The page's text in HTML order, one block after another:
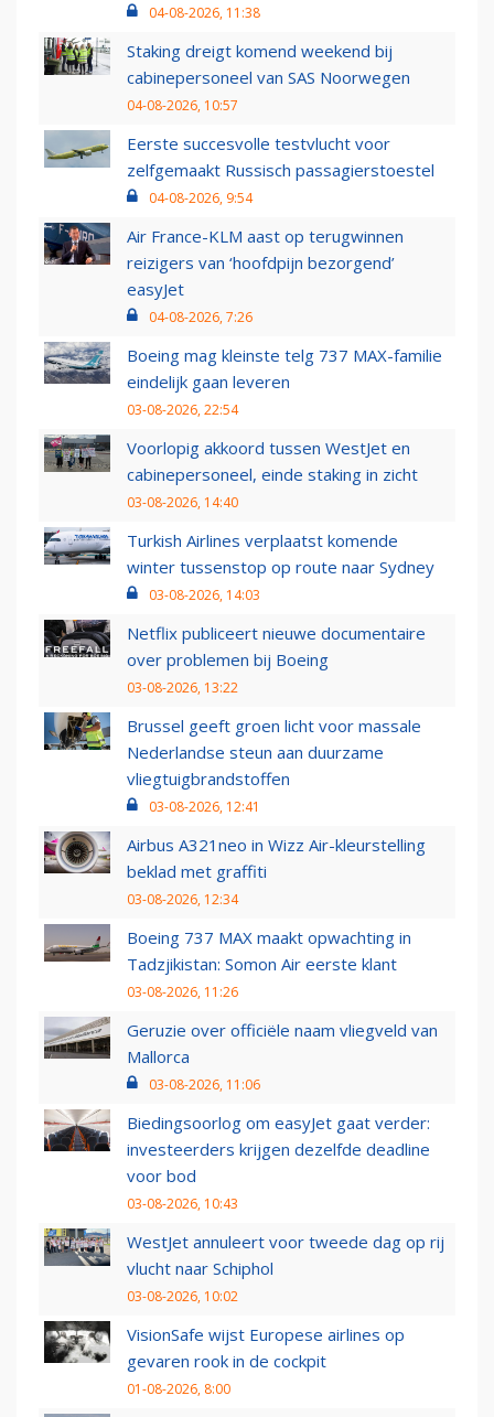
04-08-2026, 11:38
Staking dreigt komend weekend bij
cabinepersoneel van SAS Noorwegen
04-08-2026, 10:57
Eerste succesvolle testvlucht voor
zelfgemaakt Russisch passagierstoestel
04-08-2026, 9:54
Air France-KLM aast op terugwinnen
reizigers van ‘hoofdpijn bezorgend’
easyJet
04-08-2026, 7:26
Boeing mag kleinste telg 737 MAX-familie
eindelijk gaan leveren
03-08-2026, 22:54
Voorlopig akkoord tussen WestJet en
cabinepersoneel, einde staking in zicht
03-08-2026, 14:40
Turkish Airlines verplaatst komende
winter tussenstop op route naar Sydney
03-08-2026, 14:03
Netflix publiceert nieuwe documentaire
over problemen bij Boeing
03-08-2026, 13:22
Brussel geeft groen licht voor massale
Nederlandse steun aan duurzame
vliegtuigbrandstoffen
03-08-2026, 12:41
Airbus A321neo in Wizz Air-kleurstelling
beklad met graffiti
03-08-2026, 12:34
Boeing 737 MAX maakt opwachting in
Tadzjikistan: Somon Air eerste klant
03-08-2026, 11:26
Geruzie over officiële naam vliegveld van
Mallorca
03-08-2026, 11:06
Biedingsoorlog om easyJet gaat verder:
investeerders krijgen dezelfde deadline
voor bod
03-08-2026, 10:43
WestJet annuleert voor tweede dag op rij
vlucht naar Schiphol
03-08-2026, 10:02
VisionSafe wijst Europese airlines op
gevaren rook in de cockpit
01-08-2026, 8:00